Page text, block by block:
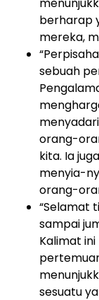
berharap
mereka,
sebuah
orang-
kita. Ia
menyia-
orang-
“Selamat
sampai
Kalimat
sesuatu